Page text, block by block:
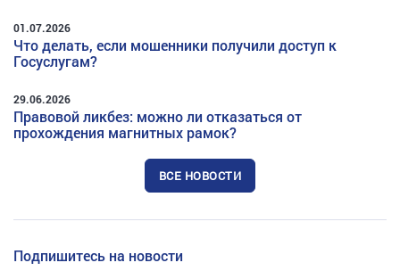
01.07.2026
Что делать, если мошенники получили доступ к
Госуслугам?
29.06.2026
Правовой ликбез: можно ли отказаться от
прохождения магнитных рамок?
ВСЕ НОВОСТИ
Подпишитесь на новости